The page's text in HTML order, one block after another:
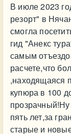
В июле 2023
резорт" в
смогла
гид "Анекс
самым
расчете,что
,находящаяся
купюра в 100
пять лет,за
старые и